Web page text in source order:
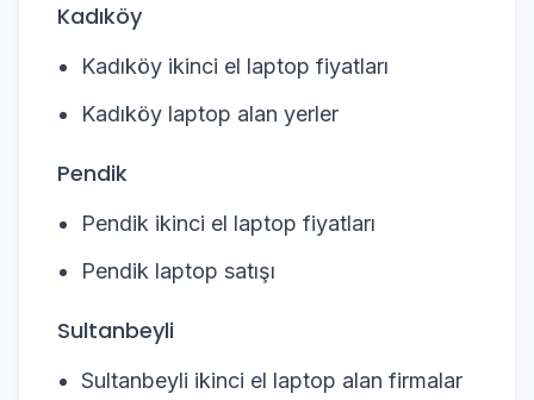
Kadıköy
Kadıköy ikinci el laptop fiyatları
Kadıköy laptop alan yerler
Pendik
Pendik ikinci el laptop fiyatları
Pendik laptop satışı
Sultanbeyli
Sultanbeyli ikinci el laptop alan firmalar